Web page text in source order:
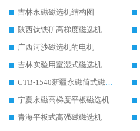
吉林永磁磁选机结构图
陕西钛铁矿高梯度磁选机
广西河沙磁选机的电机
吉林实验用室湿式磁选机
CTB-1540新疆永磁筒式磁选机
宁夏永磁高梯度平板磁选机
青海平板式高强磁磁选机